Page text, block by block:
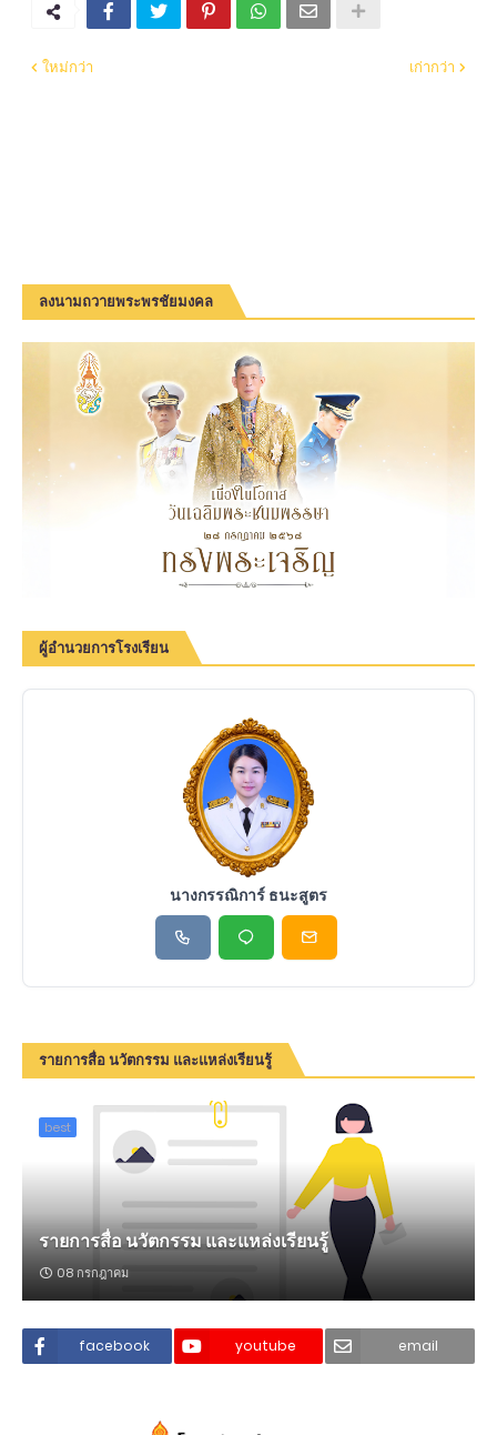
ใหม่กว่า เก่ากว่า
ลงนามถวายพระพรชัยมงคล
ผู้อำนวยการโรงเรียน
นางกรรณิการ์ ธนะสูตร
รายการสื่อ นวัตกรรม และแหล่งเรียนรู้
best
รายการสื่อ นวัตกรรม และแหล่งเรียนรู้
08 กรกฎาคม
facebook youtube email